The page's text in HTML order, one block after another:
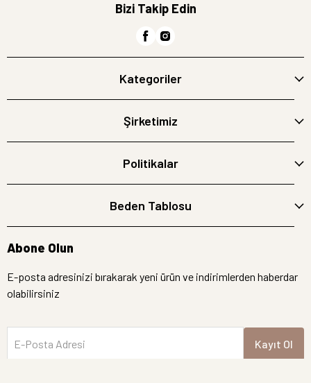
Bizi Takip Edin
Kategoriler
Şirketimiz
Politikalar
Beden Tablosu
Abone Olun
E-posta adresinizi bırakarak yeni ürün ve indirimlerden haberdar
olabilirsiniz
E-Posta Adresi Kayıt Ol